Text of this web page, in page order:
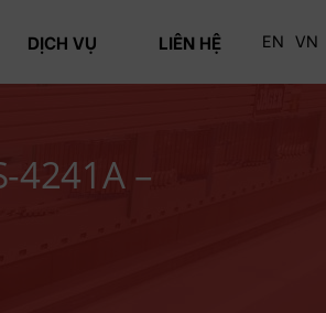
DỊCH VỤ LIÊN HỆ EN VN
4241A –